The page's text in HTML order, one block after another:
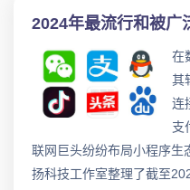
2024年最流行和被广
在
其
连
支
联网巨头纷纷布局小程序生
扬科技工作室整理了截至